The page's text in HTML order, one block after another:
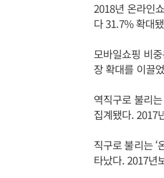
2018년 온라인
다 31.7% 확대
모바일쇼핑 비
장 확대를 이끌
역직구로 불리
집계됐다. 2017
직구로 불리는
타났다. 2017년